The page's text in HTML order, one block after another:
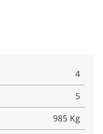
4
5
985 Kg